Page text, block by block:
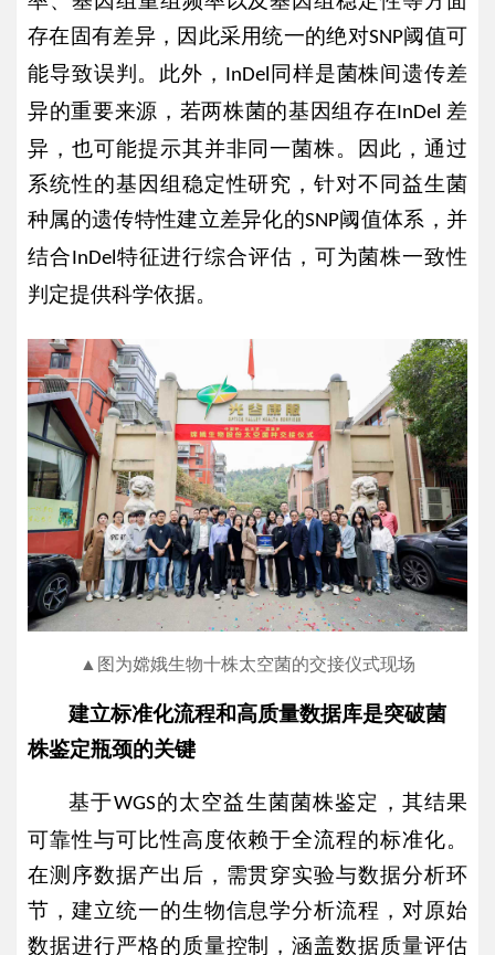
存在固有差异，因此采用统一的绝对SNP阈值可
能导致误判。此外， InDel 同样是菌株间遗传差
异的重要来源，若两株菌的基因组存在InDel差
异，也可能提示其并非同一菌株。因此，通过
系统性的基因组稳定性研究，针对不同益生菌
种属的遗传特性建立差异化的SNP阈值体系，并
结合InDel特征进行综合评估，可为菌株一致性
判定提供科学依据。
▲图为嫦娥生物十株太空菌的交接仪式现场
建立标准化流程和高质量数据库是突破菌
株鉴定瓶颈的关键
基于WGS的太空益生菌菌株鉴定，其结果
可靠性与可比性高度依赖于全流程的标准化。
在测序数据产出后，需贯穿实验与数据分析环
节，建立统一的生物信息学分析流程，对原始
数据进行严格的质量控制，涵盖数据质量评估